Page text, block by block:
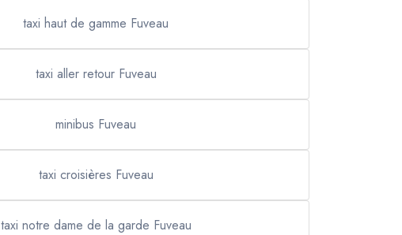
taxi haut de gamme Fuveau
taxi aller retour Fuveau
minibus Fuveau
taxi croisières Fuveau
taxi notre dame de la garde Fuveau